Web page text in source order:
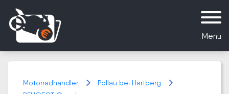
Menü
Motorradhändler
Pöllau bei Hartberg